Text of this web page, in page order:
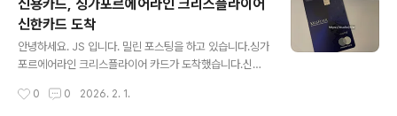
신용카드, 싱가포르에어라인 크리스플라이어
신한카드 도착
안녕하세요. JS 입니다. 밀린 포스팅을 하고 있습니다.싱가
포르에어라인 크리스플라이어 카드가 도착했습니다.신청
권은 조금 더 빠르게 받을 수 있지 않을까? 생각됩니다.신
0 0 2026. 2. 1.